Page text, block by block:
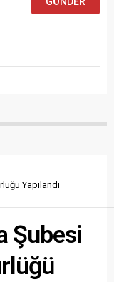
Yapılandı
Şubesi